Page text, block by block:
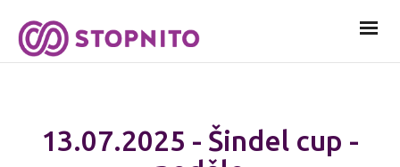
13.07.2025 - Šindel cup -